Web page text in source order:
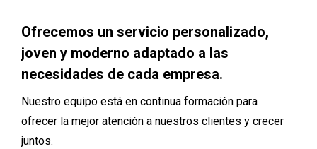
Ofrecemos un servicio personalizado,
joven y moderno adaptado a las
necesidades de cada empresa.
Nuestro equipo está en continua formación para
ofrecer la mejor atención a nuestros clientes y crecer
juntos.